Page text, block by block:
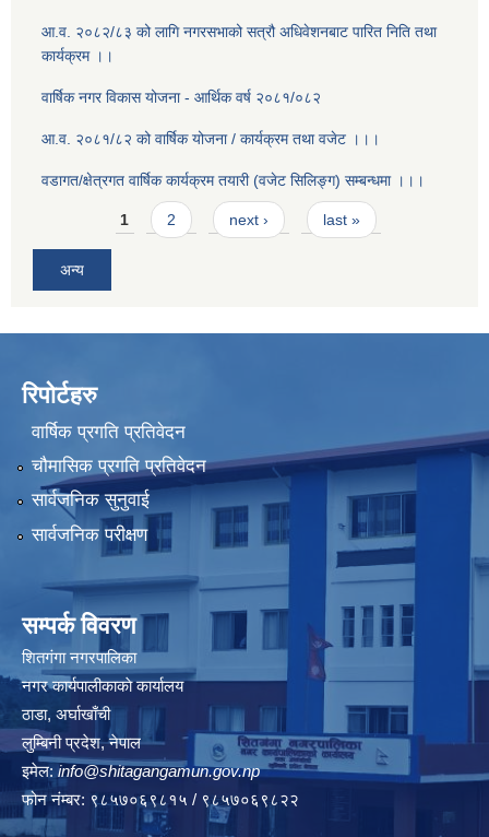
आ.व. २०८२/८३ को लागि नगरसभाको सत्रौ अधिवेशनबाट पारित निति तथा
कार्यक्रम ।।
वार्षिक नगर विकास योजना - आर्थिक वर्ष २०८१/०८२
आ.व. २०८१/८२ को वार्षिक योजना / कार्यक्रम तथा वजेट ।।।
वडागत/क्षेत्रगत वार्षिक कार्यक्रम तयारी (वजेट सिलिङ्ग) सम्बन्धमा ।।।
Pages1 2 next › last »
अन्य
रिपोर्टहरु
वार्षिक प्रगति प्रतिवेदन
चौमासिक प्रगति प्रतिवेदन
सार्वजनिक सुनुवाई
सार्वजनिक परीक्षण
सम्पर्क विवरण
शितगंगा नगरपालिका
नगर कार्यपालीकाकाे कार्यालय
ठाडा, अर्घाखाँची
लुम्बिनी प्रदेश, नेपाल
इमेल: info@shitagangamun.gov.np
फोन नंम्बर: ९८५७०६९८१५ / ९८५७०६९८२२